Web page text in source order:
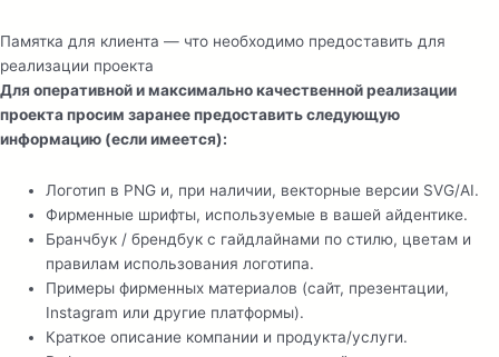
Памятка для клиента — что необходимо предоставить для
реализации проекта
Для оперативной и максимально качественной реализации
проекта просим заранее предоставить следующую
информацию (если имеется):
Логотип в PNG и, при наличии, векторные версии SVG/AI.
Фирменные шрифты, используемые в вашей айдентике.
Бранчбук / брендбук с гайдлайнами по стилю, цветам и
правилам использования логотипа.
Примеры фирменных материалов (сайт, презентации,
Instagram или другие платформы).
Краткое описание компании и продукта/услуги.